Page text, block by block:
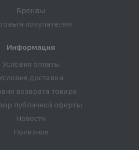
Бренды
покупателям
Информация
Условия оплаты
доставки
возврата товара
публичной оферты
Новости
Полезное